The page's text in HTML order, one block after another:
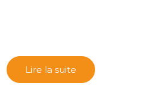
Lire la suite